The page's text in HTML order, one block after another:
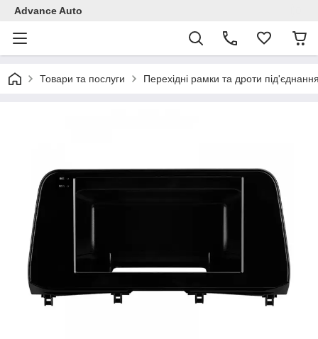
Advance Auto
Товари та послуги Перехідні рамки та дроти